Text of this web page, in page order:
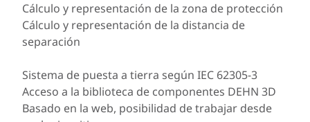
Cálculo y representación de la zona de protección
Cálculo y representación de la distancia de
separación
Sistema de puesta a tierra según IEC 62305-3
Acceso a la biblioteca de componentes DEHN 3D
Basado en la web, posibilidad de trabajar desde